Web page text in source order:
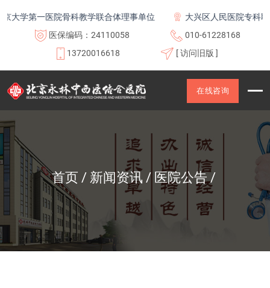
学第一医院骨科教学联合体理事单位
大兴区人民医院专科联盟
医保编码：24110058
010-61228168
13720016618
[ 访问旧版 ]
在线咨询
首页 新闻资讯 医院公告